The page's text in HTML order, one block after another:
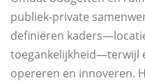
publiek-private
definiëren
toegankelijkheid—terwijl
opereren en innoveren.